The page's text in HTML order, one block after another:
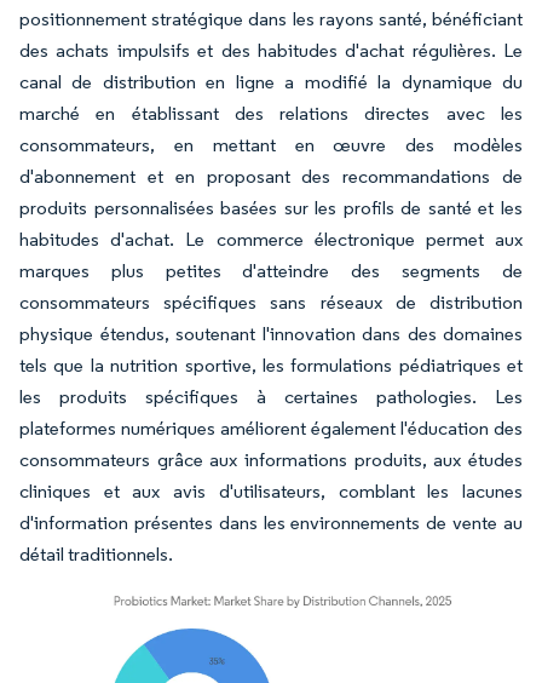
positionnement stratégique dans les rayons santé, bénéficiant
des achats impulsifs et des habitudes d'achat régulières. Le
canal de distribution en ligne a modifié la dynamique du
marché en établissant des relations directes avec les
consommateurs, en mettant en œuvre des modèles
d'abonnement et en proposant des recommandations de
produits personnalisées basées sur les profils de santé et les
habitudes d'achat. Le commerce électronique permet aux
marques plus petites d'atteindre des segments de
consommateurs spécifiques sans réseaux de distribution
physique étendus, soutenant l'innovation dans des domaines
tels que la nutrition sportive, les formulations pédiatriques et
les produits spécifiques à certaines pathologies. Les
plateformes numériques améliorent également l'éducation des
consommateurs grâce aux informations produits, aux études
cliniques et aux avis d'utilisateurs, comblant les lacunes
d'information présentes dans les environnements de vente au
détail traditionnels.